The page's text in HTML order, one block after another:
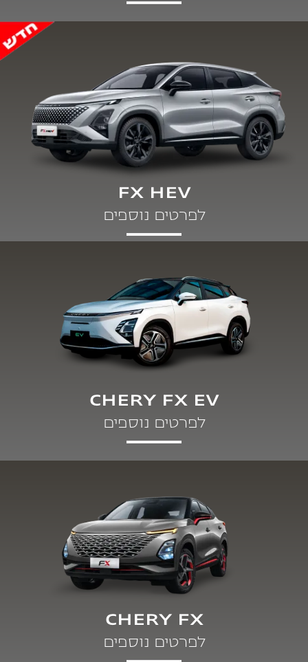
FX HEV
לפרטים נוספים
CHERY FX EV
לפרטים נוספים
CHERY FX
לפרטים נוספים